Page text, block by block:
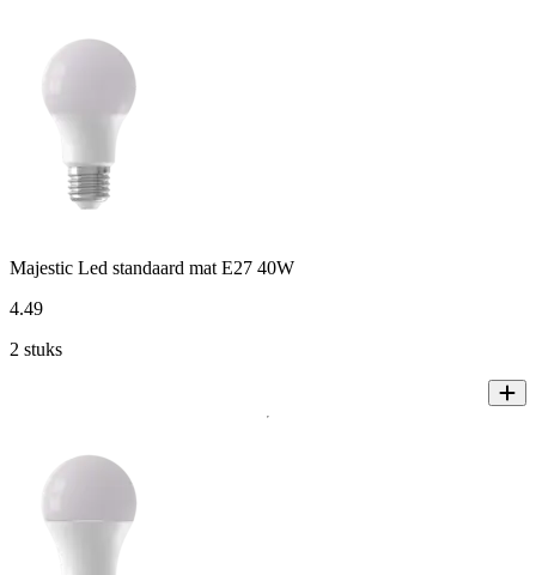
Majestic Led standaard mat E27 40W
4.49
2 stuks